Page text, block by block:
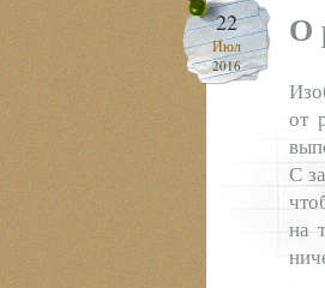
22
Июл
2016
О
от
С
на